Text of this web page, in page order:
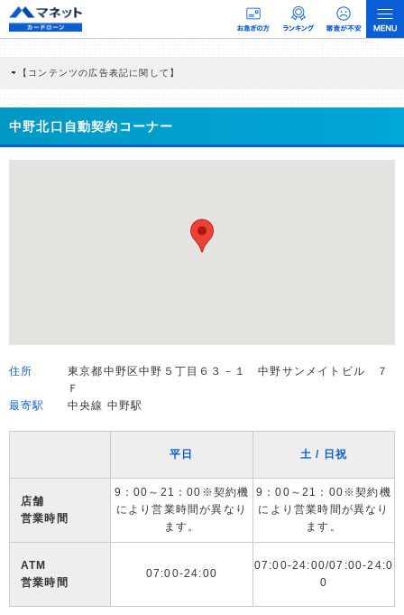
【コンテンツの広告表記に関して】
商品を根拠なくPRするものではなく、当編集部の調査／ユーザーへの口コミ収集な
どに基づき、公平性を担保した情報提供を行っています。
>提携企業一覧
中野北口自動契約コーナー
住所
東京都中野区中野５丁目６３－１ 中野サンメイトビル ７
Ｆ
最寄駅
中央線 中野駅
平日 土 / 日祝
店舗
営業時間
9：00～21：00※契約機
により営業時間が異なり
ます。
9：00～21：00※契約機
により営業時間が異なり
ます。
ATM
営業時間
07:00-24:00
07:00-24:00/07:00-24:0
0